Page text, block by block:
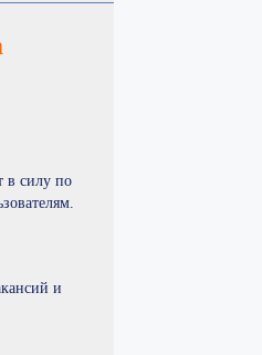
в силу по
и